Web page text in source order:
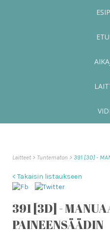
Laitteet Tuntematon 391 [3D] -
< Takaisin listaukseen
391 [3D] -
PAINEENSÄÄDIN